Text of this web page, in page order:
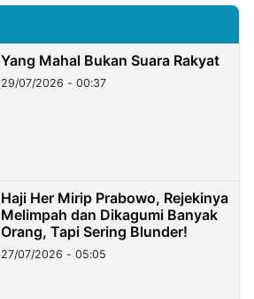
Yang Mahal Bukan Suara Rakyat
29/07/2026 - 00:37
Haji Her Mirip Prabowo, Rejekinya
Melimpah dan Dikagumi Banyak
Orang, Tapi Sering Blunder!
27/07/2026 - 05:05